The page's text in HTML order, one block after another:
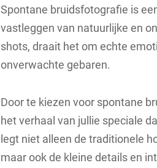
Spontane bruidsfotografie is
vastleggen van natuurlijke en
shots, draait het om echte
onverwachte gebaren.
Door te kiezen voor spontane
het verhaal van jullie speciale
legt niet alleen de traditionele
maar ook de kleine details en